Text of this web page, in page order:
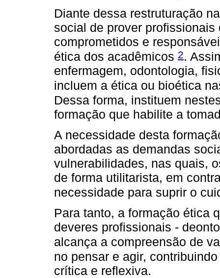
Diante dessa restruturação
social de prover
comprometidos e
ética dos acadêmicos 2.
enfermagem, odontologia,
incluem a ética ou bioética
Dessa forma, instituem
formação que habilite a
A necessidade desta
abordadas as demandas
vulnerabilidades, nas quais,
de forma utilitarista, em
necessidade para suprir o
Para tanto, a formação ética
deveres profissionais -
alcança a compreensão de
no pensar e agir,
crítica e reflexiva.